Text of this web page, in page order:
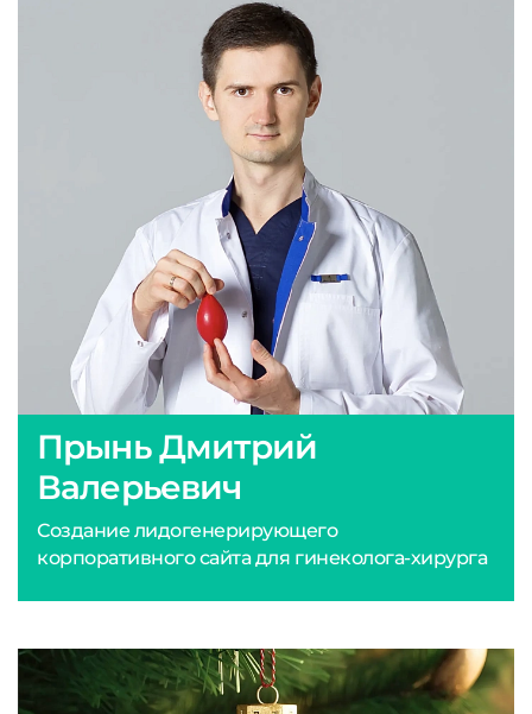
Прынь Дмитрий
Валерьевич
Создание лидогенерирующего
корпоративного сайта для гинеколога-хирурга